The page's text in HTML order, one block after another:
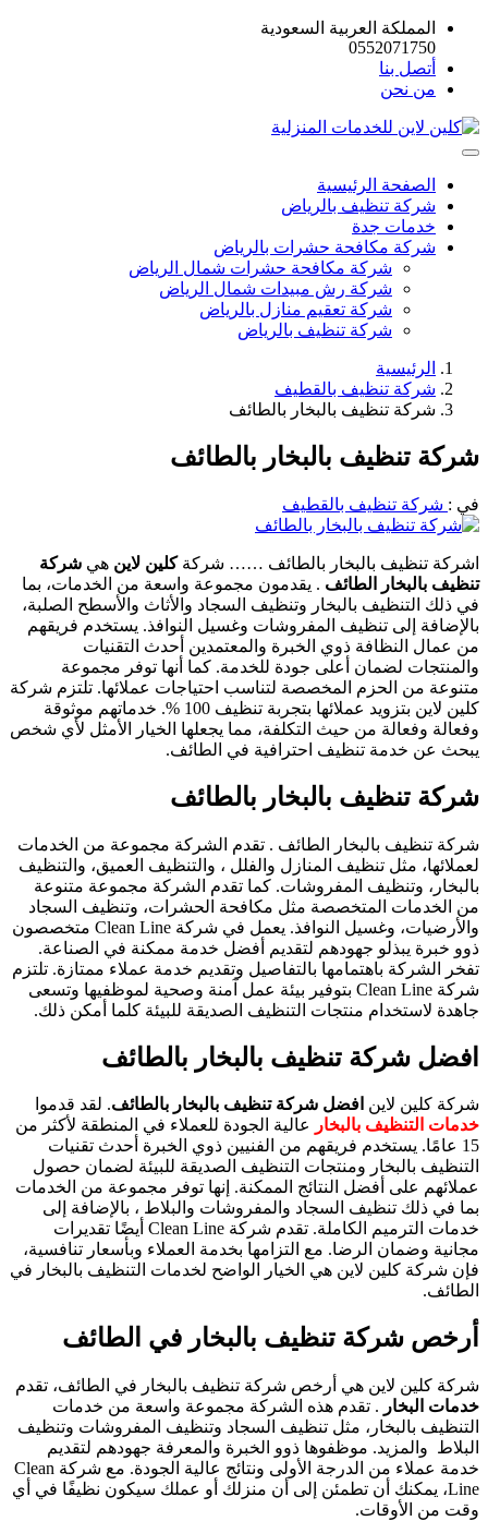
المملكة العربية السعودية
0552071750
أتصل بنا
من نحن
الصفحة الرئيسية
شركة تنظيف بالرياض
خدمات جدة
شركة مكافحة حشرات بالرياض
شركة مكافحة حشرات شمال الرياض
شركة رش مبيدات شمال الرياض
شركة تعقيم منازل بالرياض
شركة تنظيف بالرياض
الرئيسية
شركة تنظيف بالقطيف
شركة تنظيف بالبخار بالطائف
شركة تنظيف بالبخار بالطائف
في : شركة تنظيف بالقطيف
اشركة تنظيف بالبخار بالطائف …… شركةكلين لاين هي شركة
تنظيف بالبخار الطائف . يقدمون مجموعة واسعة من الخدمات، بما
في ذلك التنظيف بالبخار وتنظيف السجاد والأثاث والأسطح الصلبة،
بالإضافة إلى تنظيف المفروشات وغسيل النوافذ. يستخدم فريقهم
من عمال النظافة ذوي الخبرة والمعتمدين أحدث التقنيات
والمنتجات لضمان أعلى جودة للخدمة. كما أنها توفر مجموعة
متنوعة من الحزم المخصصة لتناسب احتياجات عملائها. تلتزم شركة
كلين لاين بتزويد عملائها بتجربة تنظيف 100 %. خدماتهم موثوقة
وفعالة وفعالة من حيث التكلفة، مما يجعلها الخيار الأمثل لأي شخص
يبحث عن خدمة تنظيف احترافية في الطائف.
شركة تنظيف بالبخار بالطائف
شركة تنظيف بالبخار الطائف . تقدم الشركة مجموعة من الخدمات
لعملائها، مثل تنظيف المنازل والفلل ، والتنظيف العميق، والتنظيف
بالبخار، وتنظيف المفروشات. كما تقدم الشركة مجموعة متنوعة
من الخدمات المتخصصة مثل مكافحة الحشرات، وتنظيف السجاد
والأرضيات، وغسيل النوافذ. يعمل في شركة Clean Line متخصصون
ذوو خبرة يبذلو جهودهم لتقديم أفضل خدمة ممكنة في الصناعة.
تفخر الشركة باهتمامها بالتفاصيل وتقديم خدمة عملاء ممتازة. تلتزم
شركة Clean Line بتوفير بيئة عمل آمنة وصحية لموظفيها وتسعى
جاهدة لاستخدام منتجات التنظيف الصديقة للبيئة كلما أمكن ذلك.
افضل شركة تنظيف بالبخار بالطائف
شركة كلين لاين افضل شركة تنظيف بالبخار بالطائف. لقد قدموا
خدمات التنظيف بالبخار عالية الجودة للعملاء في المنطقة لأكثر من
15 عامًا. يستخدم فريقهم من الفنيين ذوي الخبرة أحدث تقنيات
التنظيف بالبخار ومنتجات التنظيف الصديقة للبيئة لضمان حصول
عملائهم على أفضل النتائج الممكنة. إنها توفر مجموعة من الخدمات
بما في ذلك تنظيف السجاد والمفروشات والبلاط ، بالإضافة إلى
خدمات الترميم الكاملة. تقدم شركة Clean Line أيضًا تقديرات
مجانية وضمان الرضا. مع التزامها بخدمة العملاء وبأسعار تنافسية،
فإن شركة كلين لاين هي الخيار الواضح لخدمات التنظيف بالبخار في
الطائف.
أرخص شركة تنظيف بالبخار في الطائف
شركة كلين لاين هي أرخص شركة تنظيف بالبخار في الطائف، تقدم
خدمات البخار . تقدم هذه الشركة مجموعة واسعة من خدمات
التنظيف بالبخار، مثل تنظيف السجاد وتنظيف المفروشات وتنظيف
البلاط والمزيد. موظفوها ذوو الخبرة والمعرفة جهودهم لتقديم
خدمة عملاء من الدرجة الأولى ونتائج عالية الجودة. مع شركة Clean
Line، يمكنك أن تطمئن إلى أن منزلك أو عملك سيكون نظيفًا في أي
وقت من الأوقات.